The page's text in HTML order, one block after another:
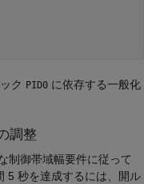
ク PID0 に依存する一般化
調整
制御帯域幅要件に従って
5 秒を達成するには、開ル